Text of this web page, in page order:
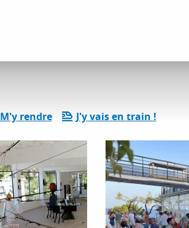
M'y rendre J'y vais en train !